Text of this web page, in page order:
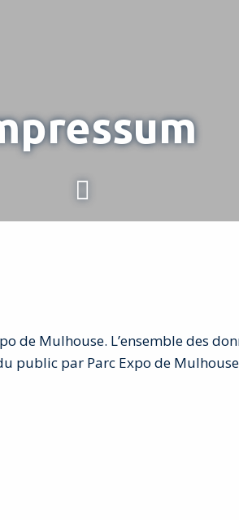
MEHR DARÜBER ERFAHREN
de Mulhouse. L’ensemble des
public par Parc Expo de